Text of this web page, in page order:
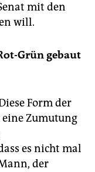
mit den
will.
Grün gebaut
Form der
Zumutung
es nicht mal
der